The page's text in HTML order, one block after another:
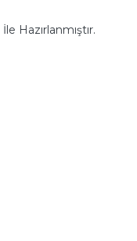
İle Hazırlanmıştır.